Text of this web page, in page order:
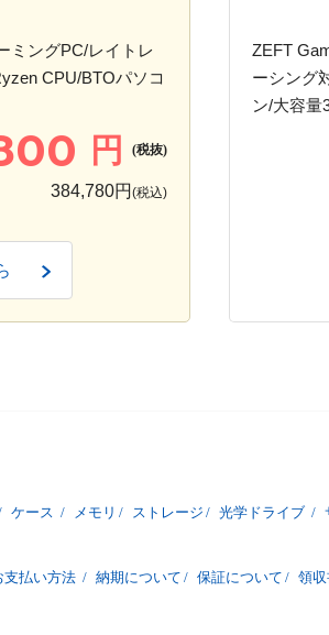
ミングPC/レイトレ
CPU/BTOパソコ
円 (税抜)
384,780円 (税込)
ZEFT
ーシング
ン/大容量
ケース / メモリ / ストレージ / 光学ドライブ /
支払い方法 / 納期について / 保証について / 領